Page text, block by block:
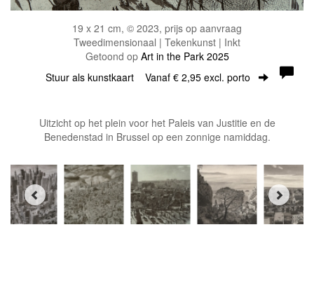
19 x 21 cm, © 2023, prijs op aanvraag
Tweedimensionaal | Tekenkunst | Inkt
Getoond op Art in the Park 2025
Stuur als kunstkaart Vanaf € 2,95 excl. porto
Uitzicht op het plein voor het Paleis van Justitie en de
Benedenstad in Brussel op een zonnige namiddag.